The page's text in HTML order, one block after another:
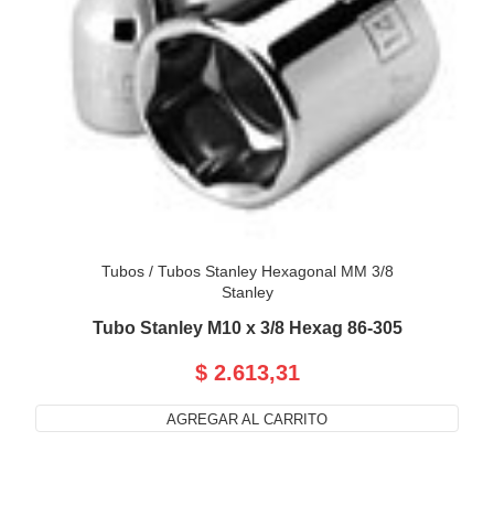
Tubos/ Tubos Stanley Hexagonal MM 3/8
Stanley
Tubo Stanley M10 x 3/8 Hexag 86-305
$ 2.613,31
AGREGAR AL CARRITO